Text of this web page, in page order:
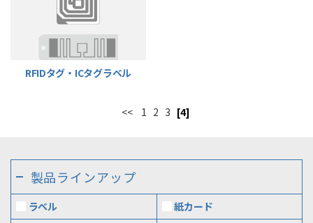
RFIDタグ・ICタグラベル
<< 1 2 3 [4]
製品ラインアップ
ラベル
紙カード